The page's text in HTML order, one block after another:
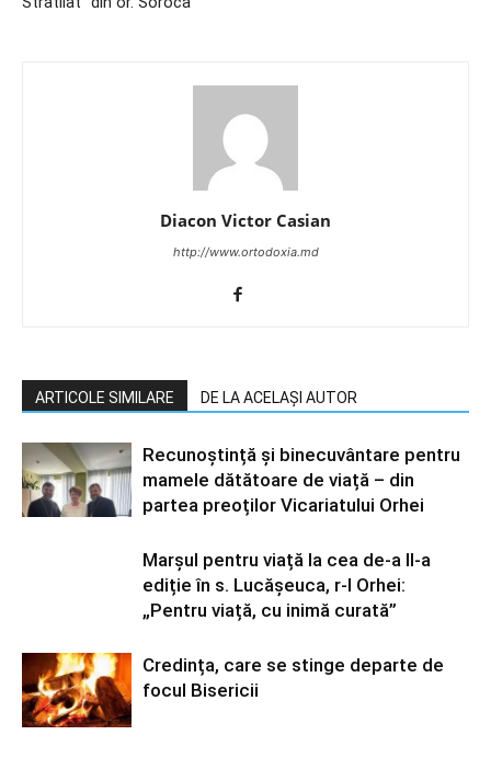
Diacon Victor Casian
http://www.ortodoxia.md
ARTICOLE SIMILARE DE LA ACELAȘI AUTOR
Recunoștință și binecuvântare pentru
mamele dătătoare de viață – din
partea preoților Vicariatului Orhei
Marșul pentru viață la cea de-a II-a
ediție în s. Lucășeuca, r-l Orhei:
„Pentru viață, cu inimă curată”
Credința, care se stinge departe de
focul Bisericii